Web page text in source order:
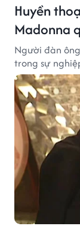
Huyền
Madonna
Người đàn
trong sự